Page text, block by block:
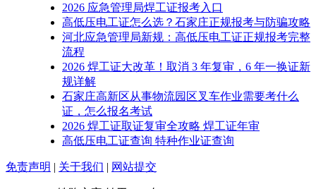
2026 应急管理局焊工证报考入口
高低压电工证怎么选？石家庄正规报考与防骗攻略
河北应急管理局新规：高低压电工证正规报考完整
流程
2026 焊工证大改革！取消 3 年复审，6 年一换证新
规详解
石家庄高新区从事物流园区叉车作业需要考什么
证，怎么报名考试
2026 焊工证取证复审全攻略 焊工证年审
高低压电工证查询 特种作业证查询
免责声明 | 关于我们 | 网站提交